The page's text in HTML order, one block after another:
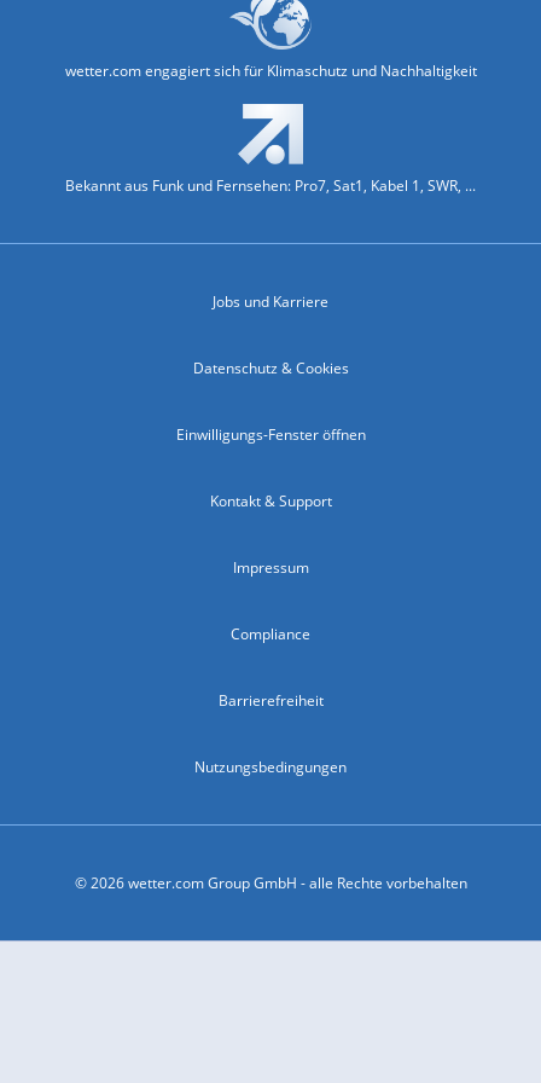
wetter.com engagiert sich für Klimaschutz und Nachhaltigkeit
Bekannt aus Funk und Fernsehen: Pro7, Sat1, Kabel 1, SWR, ...
Jobs und Karriere
Datenschutz & Cookies
Einwilligungs-Fenster öffnen
Kontakt & Support
Impressum
Compliance
Barrierefreiheit
Nutzungsbedingungen
© 2026 wetter.com Group GmbH - alle Rechte vorbehalten